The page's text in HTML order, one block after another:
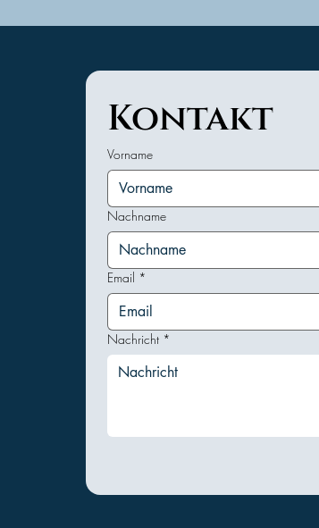
Kontakt
Vorname
Nachname
Email *
Nachricht *